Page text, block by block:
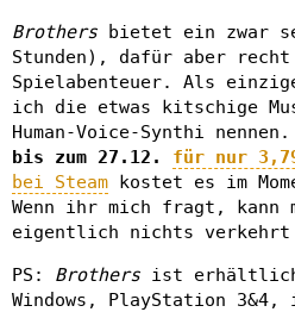
Brothers bietet ein zwar
Stunden), dafür aber recht
Spielabenteuer. Als
ich die etwas kitschige
Human-Voice-Synthi nennen.
bis zum 27.12. für nur
bei Steam kostet es im
Wenn ihr mich fragt, kann
eigentlich nichts verkehrt
PS: Brothers ist erhältlich
Windows, PlayStation 3&4,